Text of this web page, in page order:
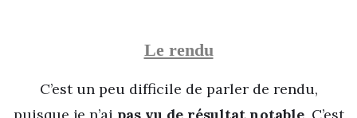
Le rendu
C’est un peu difficile de parler de rendu,